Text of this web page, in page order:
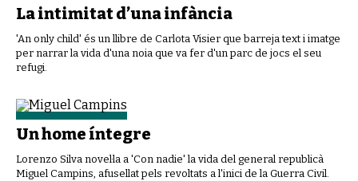
La intimitat d’una infància
'An only child' és un llibre de Carlota Visier que barreja text i imatge
per narrar la vida d'una noia que va fer d'un parc de jocs el seu
refugi.
Un home íntegre
Lorenzo Silva novel·la a 'Con nadie' la vida del general republicà
Miguel Campins, afusellat pels revoltats a l'inici de la Guerra Civil.